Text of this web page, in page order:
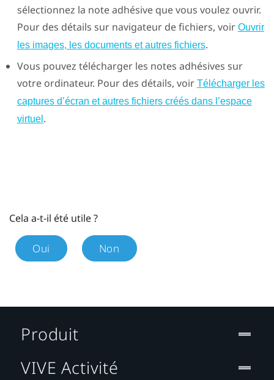
sélectionnez la note adhésive que vous voulez ouvrir.
Pour des détails sur navigateur de fichiers, voir Ouvrir
les images, les documents et autres fichiers.
Vous pouvez télécharger les notes adhésives sur
votre ordinateur. Pour des détails, voir Télécharger les
captures d’écran et autres fichiers créés dans l’espace
virtuel .
Cela a-t-il été utile ?
Oui Non
Produit
VIVE Activité